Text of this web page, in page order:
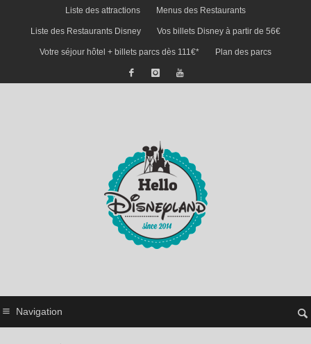
Liste des attractions Menus des Restaurants
Liste des Restaurants Disney Vos billets Disney à partir de 56€
Votre séjour hôtel + billets parcs dès 111€* Plan des parcs
Navigation